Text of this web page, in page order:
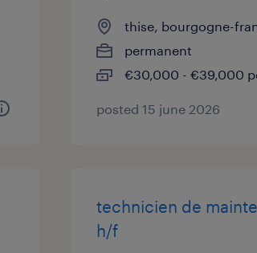
thise, bourgogne-
permanent
€30,000 - €39,000
posted 15 june 2026
technicien de
h/f